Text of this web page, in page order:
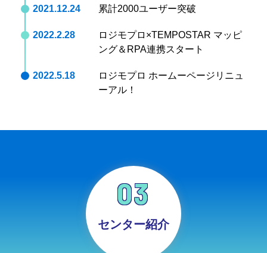
2021.12.24 累計2000ユーザー突破
2022.2.28
ロジモプロ×TEMPOSTAR マッピ
ング＆RPA連携スタート
2022.5.18
ロジモプロ ホームーページリニュ
ーアル！
03
センター紹介